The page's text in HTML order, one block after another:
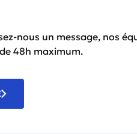
nous un message, nos
48h maximum.